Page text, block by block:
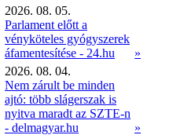
2026. 08. 05.
Parlament előtt a
vényköteles gyógyszerek
áfamentesítése - 24.hu
»
2026. 08. 04.
Nem zárult be minden
ajtó: több slágerszak is
nyitva maradt az SZTE-n
- delmagyar.hu
»